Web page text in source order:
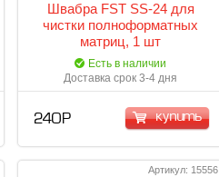
Швабра FST SS-24 для
чистки полноформатных
матриц, 1 шт
Есть в наличии
Доставка срок 3-4 дня
240 Р купить
Артикул: 15556